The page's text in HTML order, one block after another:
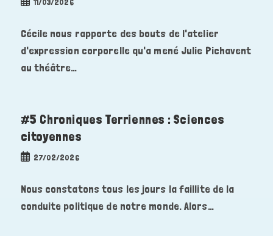
Cécile nous rapporte des bouts de l'atelier
d'expression corporelle qu'a mené Julie Pichavent
au théâtre…
#5 Chroniques Terriennes : Sciences
citoyennes
Publication
27/02/2026
Nous constatons tous les jours la faillite de la
conduite politique de notre monde. Alors…